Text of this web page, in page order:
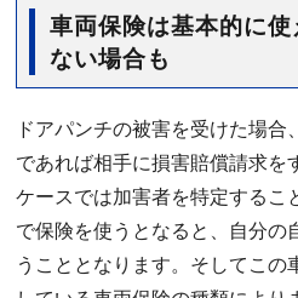
車両保険は基本的に使
ない場合も
ドアパンチの被害を受けた場
であれば相手に損害賠償請求を
ケースでは加害者を特定するこ
で保険を使うとなると、自分の
うこととなります。そしてこの